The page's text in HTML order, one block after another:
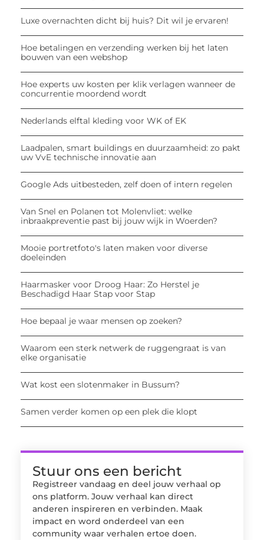
Luxe overnachten dicht bij huis? Dit wil je ervaren!
Hoe betalingen en verzending werken bij het laten
bouwen van een webshop
Hoe experts uw kosten per klik verlagen wanneer de
concurrentie moordend wordt
Nederlands elftal kleding voor WK of EK
Laadpalen, smart buildings en duurzaamheid: zo pakt
uw VvE technische innovatie aan
Google Ads uitbesteden, zelf doen of intern regelen
Van Snel en Polanen tot Molenvliet: welke
inbraakpreventie past bij jouw wijk in Woerden?
Mooie portretfoto's laten maken voor diverse
doeleinden
Haarmasker voor Droog Haar: Zo Herstel je
Beschadigd Haar Stap voor Stap
Hoe bepaal je waar mensen op zoeken?
Waarom een sterk netwerk de ruggengraat is van
elke organisatie
Wat kost een slotenmaker in Bussum?
Samen verder komen op een plek die klopt
Stuur ons een bericht
Registreer vandaag en deel jouw verhaal op
ons platform. Jouw verhaal kan direct
anderen inspireren en verbinden. Maak
impact en word onderdeel van een
community waar verhalen ertoe doen.